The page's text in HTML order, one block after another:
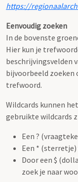
https://
Eenvoudig zoeken
In de bovenste
Hier kun je
beschrijvingsvelden
bijvoorbeeld zoeken
trefwoord.
Wildcards kunnen
gebruikte wildcards
Een ?
Een *
Door een $
zoek je naar